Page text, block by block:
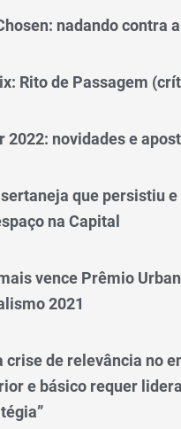
nadando contra
Rito de Passagem
2022: novidades e
que persistiu
na Capital
vence Prêmio
2021
crise de relevância no
e básico requer